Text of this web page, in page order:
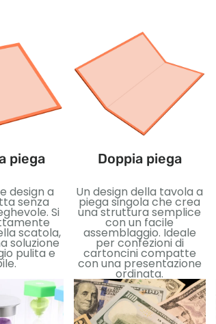
piega
design a
senza
Si
scatola,
soluzione
pulita e
Doppia piega
Un design della tavola a
piega singola che crea
una struttura semplice
con un facile
assemblaggio. Ideale
per confezioni di
cartoncini compatte
con una presentazione
ordinata.